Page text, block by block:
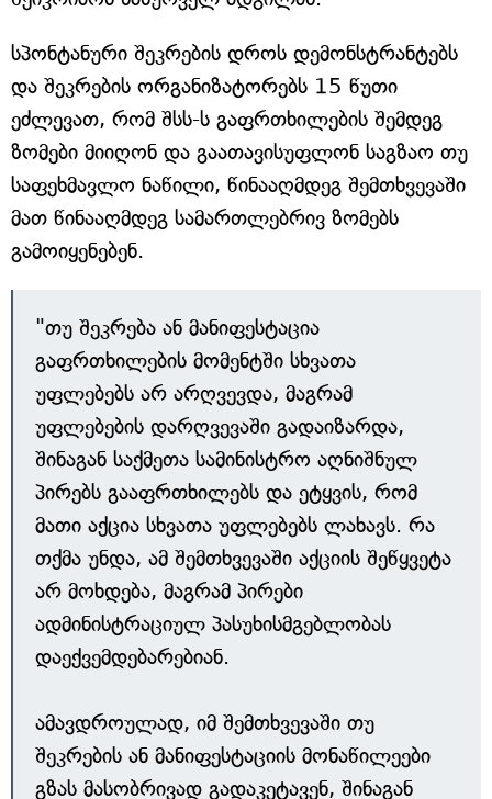
სპონტანური შეკრების დროს დემონსტრანტებს
და შეკრების ორგანიზატორებს 15 წუთი
ეძლევათ, რომ შსს-ს გაფრთხილების შემდეგ
ზომები მიიღონ და გაათავისუფლონ საგზაო თუ
საფეხმავლო ნაწილი, წინააღმდეგ შემთხვევაში
მათ წინააღმდეგ სამართლებრივ ზომებს
გამოიყენებენ.
"თუ შეკრება ან მანიფესტაცია
გაფრთხილების მომენტში სხვათა
უფლებებს არ არღვევდა, მაგრამ
უფლებების დარღვევაში გადაიზარდა,
შინაგან საქმეთა სამინისტრო აღნიშნულ
პირებს გააფრთხილებს და ეტყვის, რომ
მათი აქცია სხვათა უფლებებს ლახავს. რა
თქმა უნდა, ამ შემთხვევაში აქციის შეწყვეტა
არ მოხდება, მაგრამ პირები
ადმინისტრაციულ პასუხისმგებლობას
დაექვემდებარებიან.
ამავდროულად, იმ შემთხვევაში თუ
შეკრების ან მანიფესტაციის მონაწილეები
გზას მასობრივად გადაკეტავენ, შინაგან